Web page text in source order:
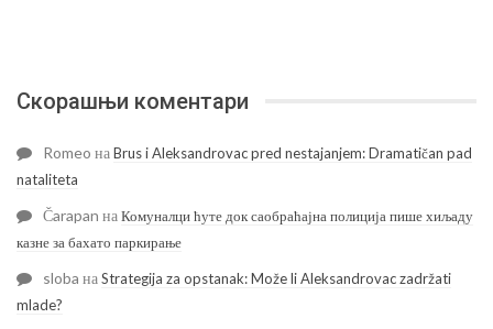
Скорашњи коментари
Romeo наBrus i Aleksandrovac pred nestajanjem: Dramatičan pad
nataliteta
Čarapan наКомуналци ћуте док саобраћајна полиција пише хиљаду
казне за бахато паркирање
sloba наStrategija za opstanak: Može li Aleksandrovac zadržati
mlade?